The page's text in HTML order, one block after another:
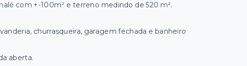
com +-100m² e terreno medindo de 520 m².
churrasqueira, garagem fechada e banheiro
aberta.